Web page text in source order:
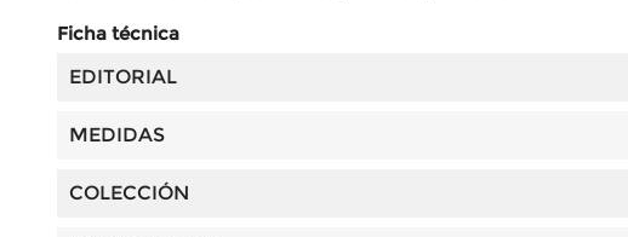
Ficha técnica
EDITORIAL
MEDIDAS
COLECCIÓN